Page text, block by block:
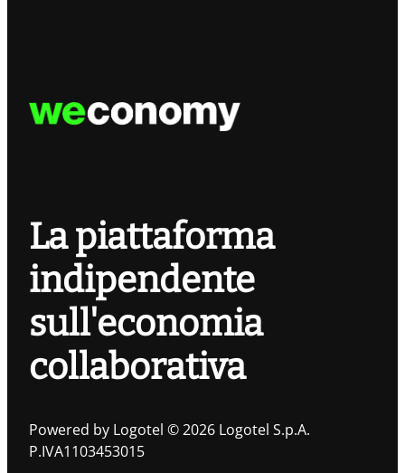
La piattaforma
indipendente
sull'economia
collaborativa
Powered by Logotel © 2026 Logotel S.p.A.
P.IVA1103453015